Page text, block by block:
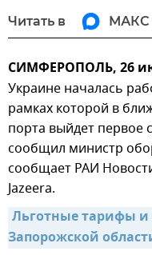
Читать в МАКС
СИМФЕРОПОЛЬ, 26
Украине началась
рамках которой в
порта выйдет первое
сообщил министр
сообщает РАИ
Jazeera.
Льготные тарифы
Запорожской